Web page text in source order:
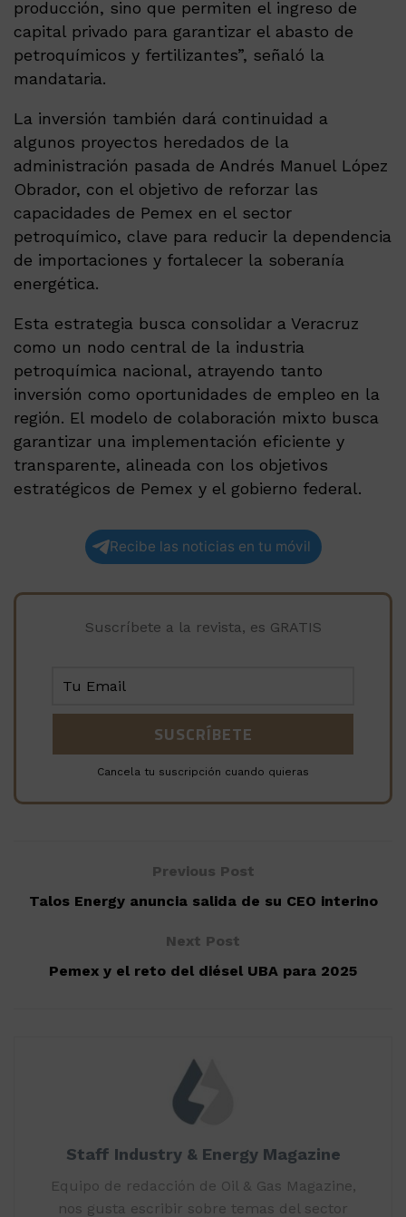
producción, sino que permiten el ingreso de
capital privado para garantizar el abasto de
petroquímicos y fertilizantes”, señaló la
mandataria.
La inversión también dará continuidad a
algunos proyectos heredados de la
administración pasada de Andrés Manuel López
Obrador, con el objetivo de reforzar las
capacidades de Pemex en el sector
petroquímico, clave para reducir la dependencia
de importaciones y fortalecer la soberanía
energética.
Esta estrategia busca consolidar a Veracruz
como un nodo central de la industria
petroquímica nacional, atrayendo tanto
inversión como oportunidades de empleo en la
región. El modelo de colaboración mixto busca
garantizar una implementación eficiente y
transparente, alineada con los objetivos
estratégicos de Pemex y el gobierno federal.
Recibe las noticias en tu móvil
Suscríbete a la revista, es GRATIS
Cancela tu suscripción cuando quieras
Previous Post
Talos Energy anuncia salida de su CEO interino
Next Post
Pemex y el reto del diésel UBA para 2025
Staff Industry & Energy Magazine
Equipo de redacción de Oil & Gas Magazine,
nos gusta escribir sobre temas del sector